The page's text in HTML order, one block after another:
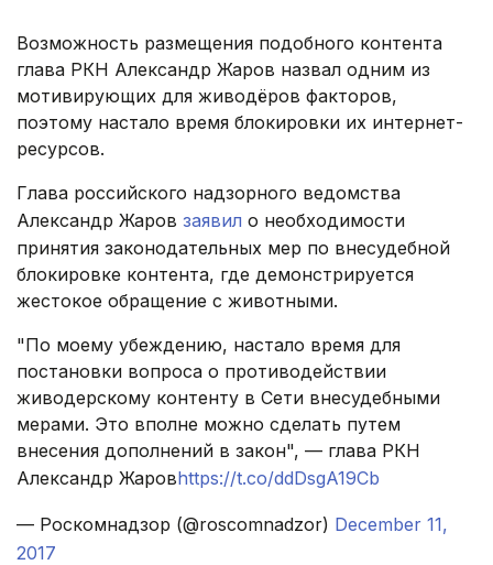
Возможность размещения подобного контента
глава РКН Александр Жаров назвал одним из
мотивирующих для живодёров факторов,
поэтому настало время блокировки их интернет-
ресурсов.
Глава российского надзорного ведомства
Александр Жаров заявил о необходимости
принятия законодательных мер по внесудебной
блокировке контента, где демонстрируется
жестокое обращение с животными.
"По моему убеждению, настало время для
постановки вопроса о противодействии
живодерскому контенту в Сети внесудебными
мерами. Это вполне можно сделать путем
внесения дополнений в закон", — глава РКН
Александр Жаровhttps://t.co/ddDsgA19Cb
— Роскомнадзор (@roscomnadzor) December 11,
2017